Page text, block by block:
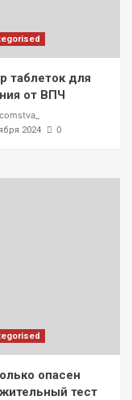
таблеток для
от ВПЧ
2024 0
опасен
тест